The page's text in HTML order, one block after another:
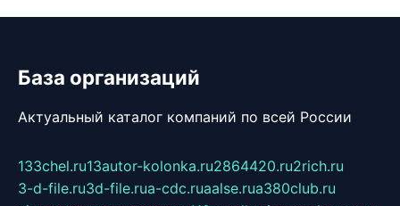
База организаций
Актуальный каталог компаний по всей России
133chel.ru13autor-kolonka.ru2864420.ru2rich.ru
3-d-file.ru3d-file.rua-cdc.ruaalse.rua380club.ru